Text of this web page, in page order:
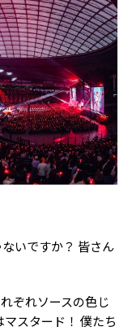
いですか？ 皆さん
ぞれソースの色じ
スタード！ 僕たち